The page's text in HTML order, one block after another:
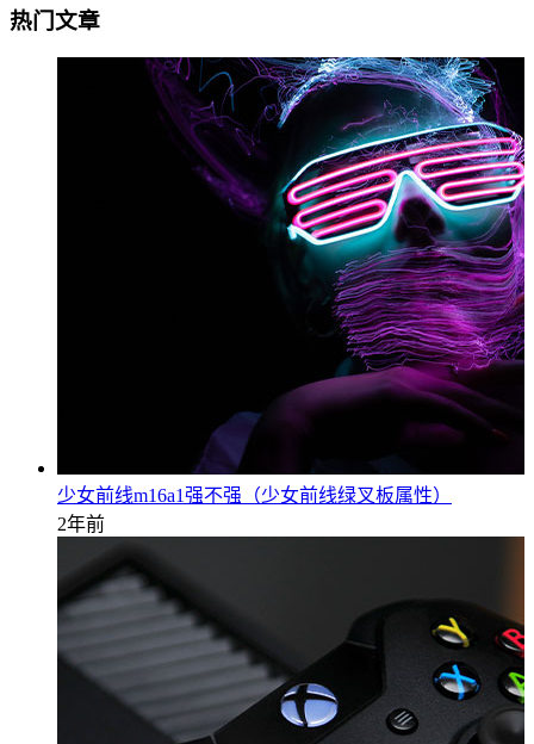
热门文章
少女前线m16a1强不强（少女前线绿叉板属性）
2年前